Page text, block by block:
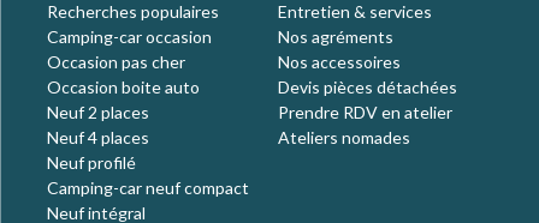
Recherches populaires
Camping-car occasion
Occasion pas cher
Occasion boite auto
Neuf 2 places
Neuf 4 places
Neuf profilé
Camping-car neuf compact
Neuf intégral
Entretien & services
Nos agréments
Nos accessoires
Devis pièces détachées
Prendre RDV en atelier
Ateliers nomades